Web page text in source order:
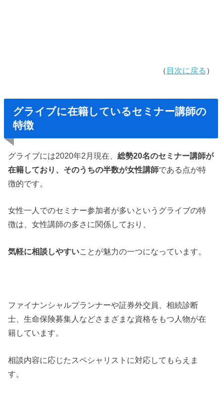
（ 目次に戻る ）
グライブに在籍しているセミナー講師の
特徴
グライブには2020年2月現在、総勢20名のセミナー講師が
在籍しており、そのうちの半数が女性講師である点が特
徴的です。
女性一人でのセミナー参加者が多いというグライブの特
徴は、女性講師の多さに関係しており、
気軽に相談しやすいことが魅力の一つになっています。
ファイナンシャルプランナーや証券外交員、相続診断
士、生命保険募集人などさまざまな資格をもつ人物が在
籍しています。
相談内容に応じたスペシャリストに対応してもらえま
す。